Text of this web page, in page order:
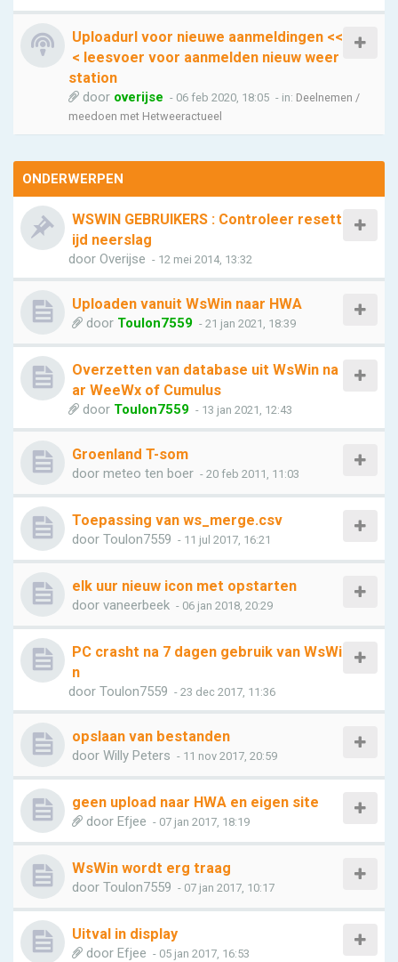
Uploadurl voor nieuwe aanmeldingen <<
< leesvoer voor aanmelden nieuw weer
station
door overijse - 06 feb 2020, 18:05 - in: Deelnemen /
meedoen met Hetweeractueel
ONDERWERPEN
WSWIN GEBRUIKERS : Controleer resett
ijd neerslag
door Overijse - 12 mei 2014, 13:32
Uploaden vanuit WsWin naar HWA
door Toulon7559 - 21 jan 2021, 18:39
Overzetten van database uit WsWin na
ar WeeWx of Cumulus
door Toulon7559 - 13 jan 2021, 12:43
Groenland T-som
door meteo ten boer - 20 feb 2011, 11:03
Toepassing van ws_merge.csv
door Toulon7559 - 11 jul 2017, 16:21
elk uur nieuw icon met opstarten
door vaneerbeek - 06 jan 2018, 20:29
PC crasht na 7 dagen gebruik van WsWi
n
door Toulon7559 - 23 dec 2017, 11:36
opslaan van bestanden
door Willy Peters - 11 nov 2017, 20:59
geen upload naar HWA en eigen site
door Efjee - 07 jan 2017, 18:19
WsWin wordt erg traag
door Toulon7559 - 07 jan 2017, 10:17
Uitval in display
door Efjee - 05 jan 2017, 16:53